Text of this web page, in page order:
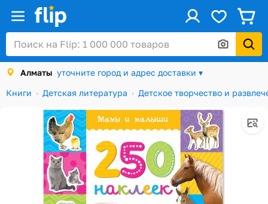
Алматы уточните город и адрес доставки ▾
Книги
Детская литература Детское творчество и
Войти / Регистрация
Каталог
Подарочные карты
Заказы
Посылки
Алматы